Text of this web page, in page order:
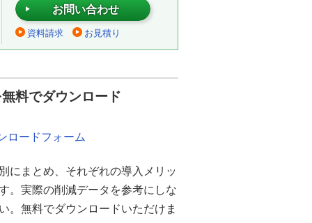
お問い合わせ
資料請求 お見積り
料でダウンロード
ロードフォーム
にまとめ、それぞれの導入メリッ
。実際の削減データを参考にしな
。無料でダウンロードいただけま